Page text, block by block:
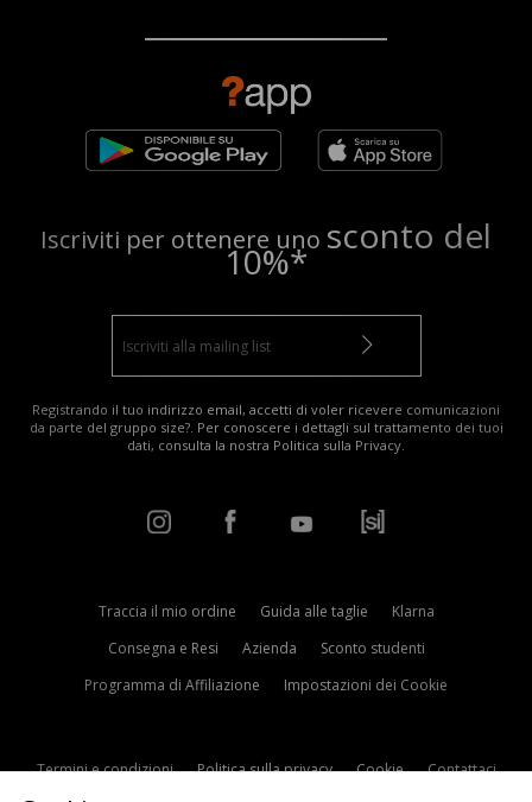
Iscriviti per ottenere uno sconto del
10%*
Registrando il tuo indirizzo email, accetti di voler ricevere comunicazioni
da parte del gruppo size?. Per conoscere i dettagli sul trattamento dei tuoi
dati, consulta la nostra Politica sulla Privacy.
Traccia il mio ordine Guida alle taglie
Klarna
Consegna e Resi
Azienda
Sconto studenti
Programma di Affiliazione
Impostazioni dei Cookie
Termini e condizioni Politica sulla privacy Cookie
Contattaci